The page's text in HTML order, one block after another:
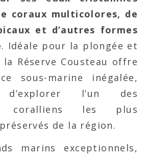
coraux multicolores, de
et d’autres formes
. Idéale pour la plongée et
Réserve Cousteau offre
sous-marine inégalée,
d’explorer l’un des
coralliens les plus
de la région.
marins exceptionnels,